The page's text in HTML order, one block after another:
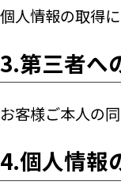
個人情報の取得
3.第三者へ
お客様ご本人の
4.個人情報